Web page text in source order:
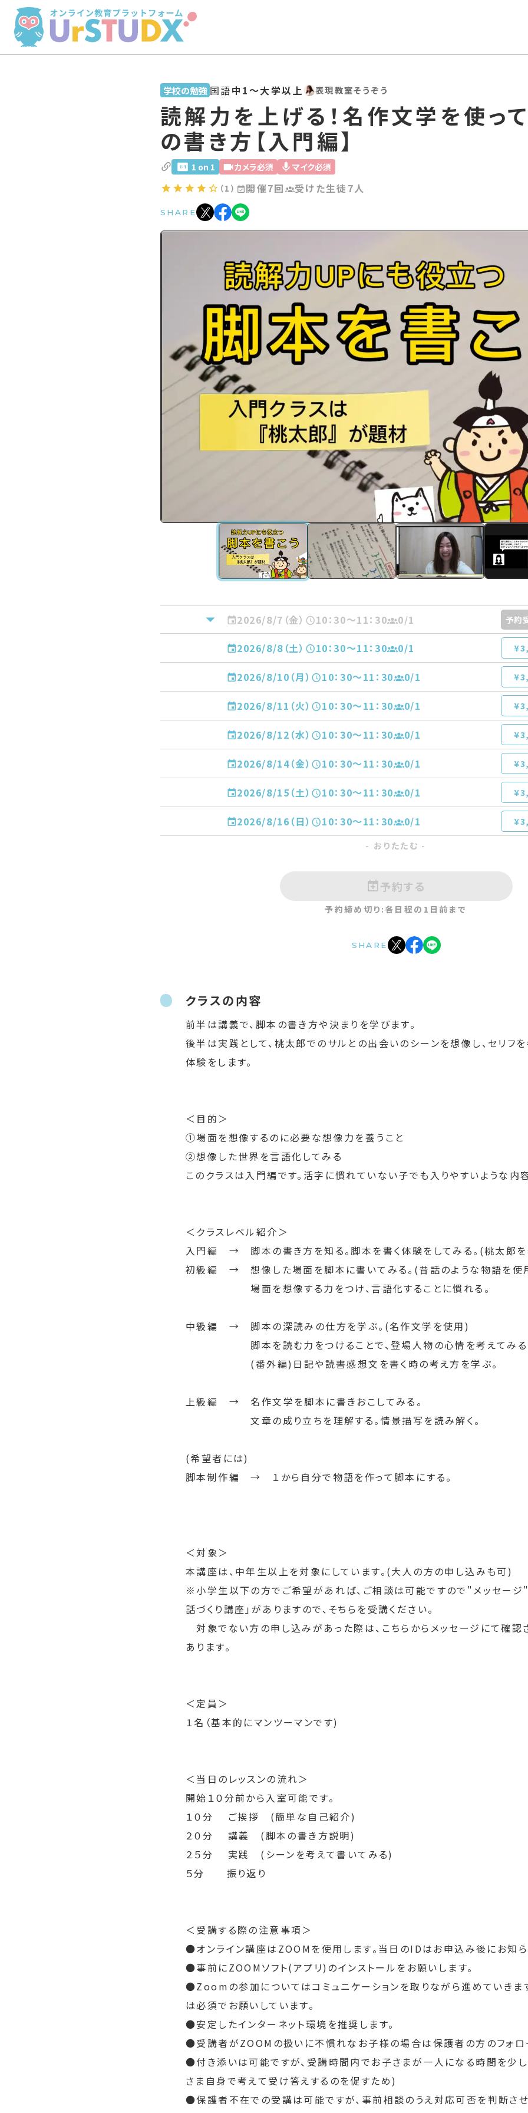
学校の勉強 国語中1〜大学以上 表現教室そうぞう
読解力を上げる！名作文学を使っ
の書き方【入門編】
1 on 1 カメラ必須 マイク必須
（1） 開催7回 受けた生徒7人
SHARE
2026/8/7（金） 10：30〜11：30 0/1 予約
2026/8/8（土） 10：30〜11：30 0/1
2026/8/10（月） 10：30〜11：30 0/1
2026/8/11（火） 10：30〜11：30 0/1
2026/8/12（水） 10：30〜11：30 0/1
2026/8/14（金） 10：30〜11：30 0/1
2026/8/15（土） 10：30〜11：30 0/1
2026/8/16（日） 10：30〜11：30 0/1
10：30〜11：30 0/1
10：30〜11：30 0 /1
10：30〜11：30 0/1
10：30〜11：30 0/1
2026/8/29（土）
2026/8/31（月） 10：30〜11：30 0/1
- おりたたむ -
予約する
予約締め切り:各日程の1日前まで
SHARE
クラスの内容
前半は講義で、脚本の書き方や決まりを学びます。
後半は実践として、桃太郎でのサルとの出会いのシーンを想像し、セリフ
体験をします。
＜目的＞
①場面を想像するのに必要な想像力を養うこと
②想像した世界を言語化してみる
このクラスは入門編です。活字に慣れていない子でも入りやすいような内
＜クラスレベル紹介＞
入門編　→　脚本の書き方を知る。脚本を書く体験をしてみる。(桃太郎
初級編　→　想像した場面を脚本に書いてみる。(昔話のような物語を使
場面を想像する力をつけ、言語化することに慣れる。
中級編　→　脚本の深読みの仕方を学ぶ。(名作文学を使用)
脚本を読む力をつけることで、登場人物の心情を考えてみる
(番外編)日記や読書感想文を書く時の考え方を学ぶ。
上級編　→　名作文学を脚本に書きおこしてみる。
文章の成り立ちを理解する。情景描写を読み解く。
(希望者には)
脚本制作編　→　１から自分で物語を作って脚本にする。
＜対象＞
本講座は、中年生以上を対象にしています。(大人の方の申し込みも可)
※小学生以下の方でご希望があれば、ご相談は可能ですので"メッセージ"
話づくり講座」がありますので、そちらを受講ください。
対象でない方の申し込みがあった際は、こちらからメッセージにて確認
あります。
＜定員＞
１名（基本的にマンツーマンです)
＜当日のレッスンの流れ＞
開始１０分前から入室可能です。
１０分 　ご挨拶　(簡単な自己紹介)
２０分 　講義　(脚本の書き方説明)
２５分　 実践　(シーンを考えて書いてみる)
５分　　振り返り
＜受講する際の注意事項＞
●オンライン講座はZOOMを使用します。当日のIDはお申込み後にお知ら
●事前にZOOMソフト(アプリ)のインストールをお願いします。
●Zoomの参加についてはコミュニケーションを取りながら進めていきま
は必須でお願いしています。
●安定したインターネット環境を推奨します。
●受講者がZOOMの扱いに不慣れなお子様の場合は保護者の方のフォロ
●付き添いは可能ですが、受講時間内でお子さまが一人になる時間を少し
さま自身で考えて受け答えするのを促すため)
●保護者不在での受講は可能ですが、事前相談のうえ対応可否を判断させ